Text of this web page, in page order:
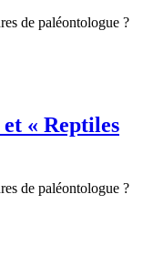
de paléontologue ?
« Reptiles
de paléontologue ?